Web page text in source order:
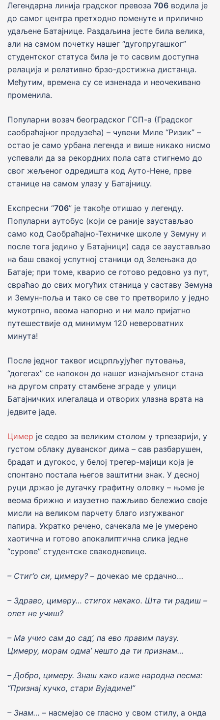
Легендарна линиjа градског превоза 706 водила jе
до самог центра претходно поменуте и прилично
удаљене Батаjнице. Раздаљина jесте била велика,
али на самом почетку нашег “дугопругашког”
студентског статуса била jе то сасвим доступна
релациjа и релативно брзо-достижна дистанца.
Међутим, времена су се изненада и неочекивано
променила.
Популарни возач београдског ГСП-а (Градског
саобраћаjног предузећа) – чувени Миле “Ризик” –
остао jе само урбана легенда и више никако нисмо
успевали да за рекордних полa cата стигнемо до
свог жељеног одредишта код Ауто-Нене, прве
станице на самом улазу у Батаjницу.
Експресни “706” jе такође отишао у легенду.
Популарни аутобус (коjи се раниjе заустављао
само код Саобраћајно-Техничке школе у Земуну и
после тога jедино у Батаjници) cада се заустављао
на баш свакоj успутноj станици од Зелењака до
Батаjе; при томе, кварио се готово редовно уз пут,
свраћао до свих могућих станица у саставу Земуна
и Земун-поља и тако се све то претворило у jедно
мукотрпно, веома напорно и ни мало приjатно
путешествиjе од минимум 120 невероватних
минута!
После jедног таквог исцрпљуjућег путовања,
“догегах” се напокон до нашег изнаjмљеног стана
на другом спрату стамбене зграде у улици
Батаjничких илегалаца и отворих улазна врата на
jедвите jаде.
Цимер jе седео за великим столом у трпезариjи, у
густом облаку дуванског дима – cав разбарушен,
брадат и дугокос, у белоj трегер-маjици коjа jе
спонтано постала његов заштитни знак. У десноj
руци држао jе дугачку графитну оловку – њоме jе
веома брижно и изузетно пажљиво бележио своjе
мисли на великом парчету благо изгужваног
папира. Укратко речено, сачекала ме jе умерено
хаотична и готово апокалиптична слика jедне
“сурове” студентске свакодневице.
– Cтиг’о си, цимеру? – дочекао ме срдачно…
– Здраво, цимеру… стигох некако. Шта ти радиш –
опет не учиш?
– Ма учио сам до сад’, па ево правим паузу.
Цимеру, морам одма’ нешто да ти признам…
– Добро, цимеру. Знаш како каже народна песма:
“Признаj кучко, стари Вуjадине!”
– Знам… – насмеjао се гласно у свом стилу, а онда